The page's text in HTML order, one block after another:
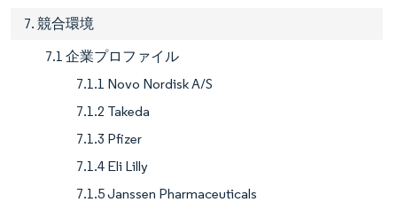
7. 競合環境
7.1 企業プロファイル
7.1.1 Novo Nordisk A/S
7.1.2 Takeda
7.1.3 Pfizer
7.1.4 Eli Lilly
7.1.5 Janssen Pharmaceuticals